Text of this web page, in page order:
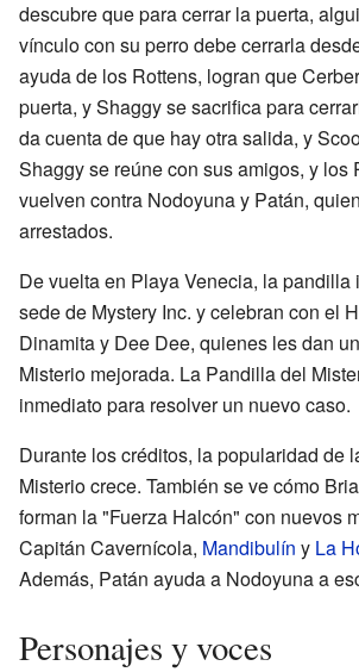
descubre que para cerrar la puerta,
vínculo con su perro debe cerrarla
ayuda de los Rottens, logran que
puerta, y Shaggy se sacrifica para
da cuenta de que hay otra salida, y
Shaggy se reúne con sus amigos, y los
vuelven contra Nodoyuna y Patán,
arrestados.
De vuelta en Playa Venecia, la pandilla
sede de Mystery Inc. y celebran con el
Dinamita y Dee Dee, quienes les dan
Misterio mejorada. La Pandilla del
inmediato para resolver un nuevo caso.
Durante los créditos, la popularidad de
Misterio crece. También se ve cómo
forman la "Fuerza Halcón" con nuevos
Capitán Cavernícola, Mandibulín y La
Además, Patán ayuda a Nodoyuna a
Personajes y voces